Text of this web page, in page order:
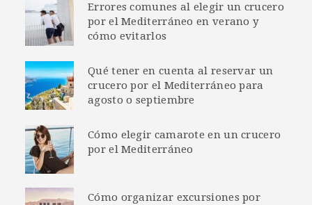
Errores comunes al elegir un crucero
por el Mediterráneo en verano y
cómo evitarlos
Qué tener en cuenta al reservar un
crucero por el Mediterráneo para
agosto o septiembre
Cómo elegir camarote en un crucero
por el Mediterráneo
Cómo organizar excursiones por